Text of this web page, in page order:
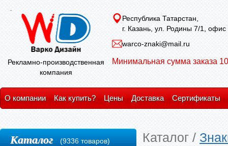
Рекламно-производственная
компания
Республика Татарстан,
г. Казань, ул. Родины 7/1, офис
warco-znaki@mail.ru
Минимальная сумма заказа
О компании Как купить? Цены Доставка Сертификаты
Каталог /
Каталог (9336 товаров)